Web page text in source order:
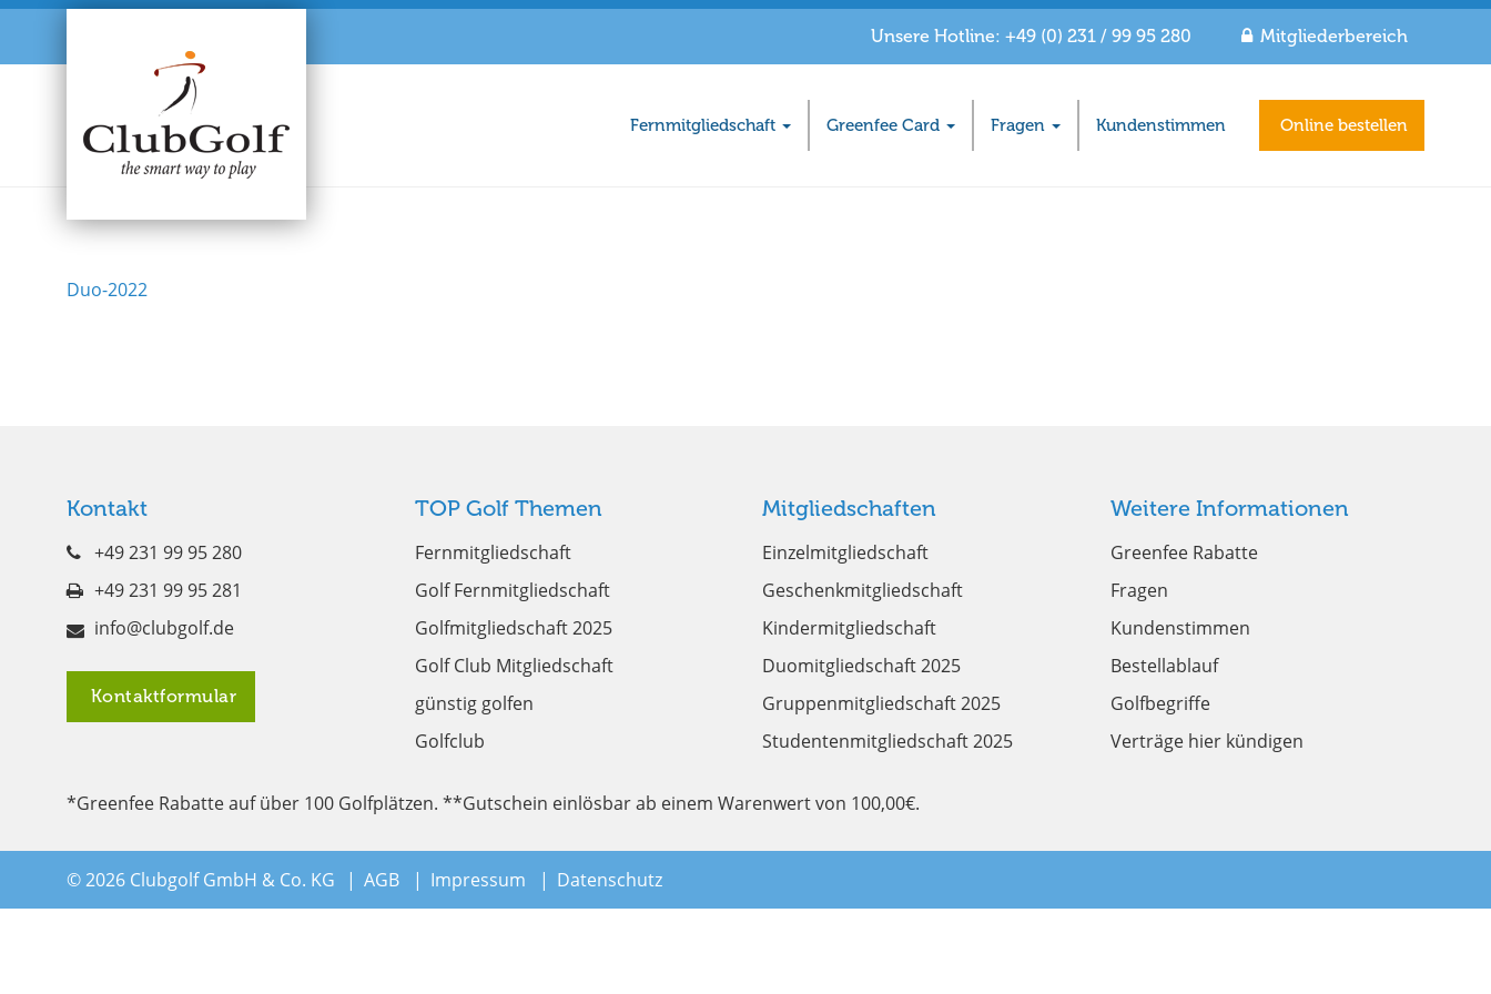
Unsere Hotline: +49 (0) 231 / 99 95 280 Mitgliederbereich
Fernmitgliedschaft Greenfee Card Fragen Kundenstimmen Online bestellen
Duo-2022
Kontakt
+49 231 99 95 280
+49 231 99 95 281
info@clubgolf.de
Kontaktformular
TOP Golf Themen
Fernmitgliedschaft
Golf Fernmitgliedschaft
Golfmitgliedschaft 2025
Golf Club Mitgliedschaft
günstig golfen
Golfclub
Mitgliedschaften
Einzelmitgliedschaft
Geschenkmitgliedschaft
Kindermitgliedschaft
Duomitgliedschaft 2025
Gruppenmitgliedschaft 2025
Studentenmitgliedschaft 2025
Weitere Informationen
Greenfee Rabatte
Fragen
Kundenstimmen
Bestellablauf
Golfbegriffe
Verträge hier kündigen
*Greenfee Rabatte auf über 100 Golfplätzen. **Gutschein einlösbar ab einem Warenwert von 100,00€.
© 2026 Clubgolf GmbH & Co. KG AGB Impressum Datenschutz